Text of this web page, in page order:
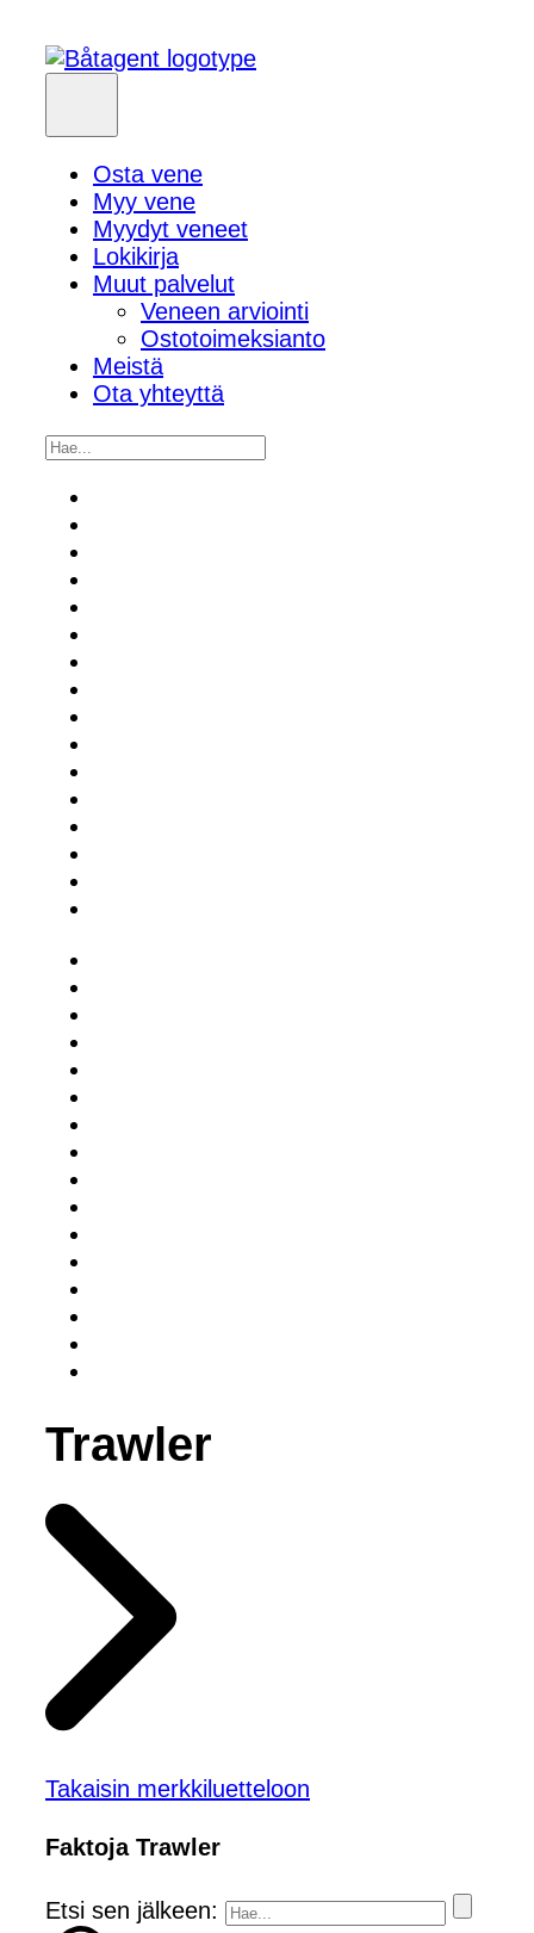
Osta vene
Myy vene
Myydyt veneet
Lokikirja
Muut palvelut
Veneen arviointi
Ostotoimeksianto
Meistä
Ota yhteyttä
Trawler
Takaisin merkkiluetteloon
Faktoja Trawler
Etsi sen jälkeen: